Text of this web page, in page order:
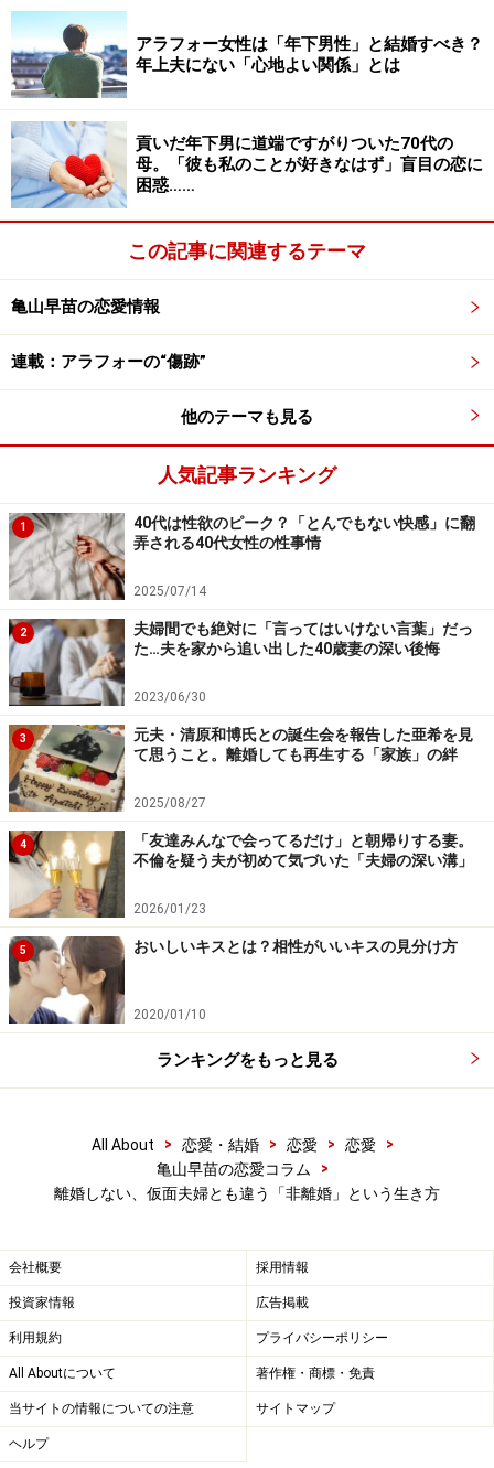
「夫を嫌いになったわけじゃないんです。だけど夫と一
緒だと息がつまる。年上だからなのか、私をいつまでも
保護下に置きたがるのにうんざりして。別れたいと言っ
たけど別れてくれない。それじゃしょうがないと息子を
連れて家を出たんです」
実の姉の近所に住み、息子は3人のいとこたちときょう
だいのように育った。レイナさんも姉任せにはせず、と
きに姉たちの子も連れてよく遊びに行ったという。
「その間、家には連れてこなかったけど、私自身も自由
に恋愛はしていました。自分の最低限の自由を確保でき
たから、いつもご機嫌で息子に接していた。もちろん息
子にもやりたいことはなるべくやらせました。その結
果、なぜか息子は自立心が強くなって、高校の途中で交
換留学のため渡米。そこでうまいこといろいろコネを作
ってきたのか、こちらの高校を卒業すると、すぐにまた
アメリカへ。よほどあちらの水が合ったみたいですね。
私は息子が大学を出るまでがんばろうと思ったのに、ち
ょっと肩すかしを食ったような感じで」
さびしかったという。だが、息子には息子の人生があ
る。レイナさんは当時つきあっていたバツイチの男性と
同居を始めた。
「とっても好きな人だったんですが、半年で音を上げま
した。彼が望んだのは、ごく普通の結婚生活。私が仕事
をセーブして家事を丁寧にやることを求めた。でも私は
思いきり仕事をして、週末は友人たちとめいっぱい遊び
たいタイプ。ふたりきりで静かに暮らしたい彼とは合わ
なかったんですね」
彼がきちんとけじめをつけて、早く離婚してほしいと言
ったことも、レイナさんにはどこか重かった。
また新しい彼と同居。それでも離婚しない
夫
夫と籍は入れているが、別の彼と同居している。でも、夫は
同意もしないが、離婚にも応じない。
その彼と別れ、また新たな恋をしたレイナさん。つい最
近、その彼と同居を始めた。
アラフォー女性は「年下男性」と結婚すべき？
年上夫にない「心地よい関係」とは
貢いだ年下男に道端ですがりついた70代の
母。「彼も私のことが好きなはず」盲目の恋に
困惑……
この記事に関連するテーマ
亀山早苗の恋愛情報
連載：アラフォーの“傷跡”
他のテーマも見る
人気記事ランキング
1
40代は性欲のピーク？「とんでもない快感」に翻
弄される40代女性の性事情
2025/07/14
2
夫婦間でも絶対に「言ってはいけない言葉」だっ
た…夫を家から追い出した40歳妻の深い後悔
2023/06/30
3
元夫・清原和博氏との誕生会を報告した亜希を見
て思うこと。離婚しても再生する「家族」の絆
2025/08/27
4
「友達みんなで会ってるだけ」と朝帰りする妻。
不倫を疑う夫が初めて気づいた「夫婦の深い溝」
2026/01/23
5 おいしいキスとは？相性がいいキスの見分け方
2020/01/10
ランキングをもっと見る
All About > 恋愛・結婚 > 恋愛 > 恋愛
>
亀山早苗の恋愛コラム
>
離婚しない、仮面夫婦とも違う「非離婚」という生き方
会社概要 採用情報
投資家情報 広告掲載
利用規約 プライバシーポリシー
All Aboutについて 著作権・商標・免責
当サイトの情報についての注意 サイトマップ
ヘルプ